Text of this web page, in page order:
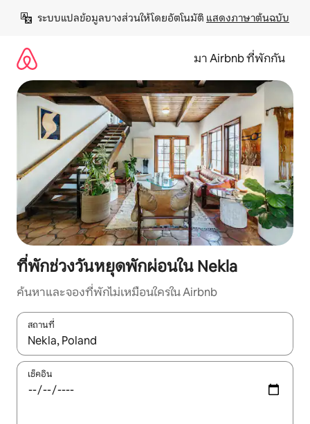
เนื้อหา
ระบบแปลข้อมูลบางส่วนให้โดยอัตโนมัติ แสดงภาษาต้นฉบับ
มา Airbnb ที่พักกัน
ที่พักช่วงวันหยุดพักผ่อนใน Nekla
ค้นหาและจองที่พักไม่เหมือนใครใน Airbnb
สถานที่
ใช้ลูกศรขึ้นลง หรือใช้การสัมผัสหรือปัด เพื่อสำรวจผลการค้นหา
เช็คอิน